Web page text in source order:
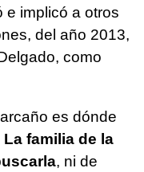
e implicó a otros
del año 2013,
como
es dónde
La familia de la
, ni de